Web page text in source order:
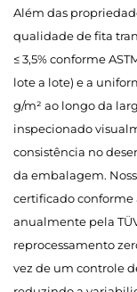
Além das
qualidade de fita
≤ 3,5% conforme
lote a lote) e a
g/m² ao longo da
inspecionado
consistência no
da embalagem.
certificado conforme
anualmente pela
reprocessamento
vez de um controle